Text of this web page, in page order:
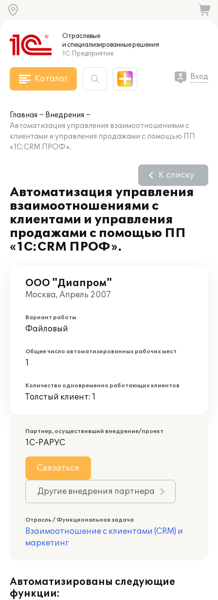
Отраслевые
и специализированныерешения
1С:Предприятие
Каталог Вход
Главная
Внедрения
Автоматизация управления взаимоотношениями с
клиентами и управления продажами с помощью ПП
«1С:CRM ПРОФ».
Автоматизация управления
взаимоотношениями с
клиентами и управления
продажами с помощью ПП
«1С:CRM ПРОФ».
К списку
ООО "Диапром"
Москва, Апрель 2007
Вариант работы
Файловый
Общее число автоматизированных рабочих мест
1
Количество одновременно работающих клиентов
Толстый клиент: 1
Партнер, осуществивший внедрение/проект
1С-РАРУС
Связаться
Другие внедрения партнера
Отрасль / Функциональная задача
Взаимоотношение с клиентами (CRM) и
маркетинг
Автоматизированы следующие
функции: